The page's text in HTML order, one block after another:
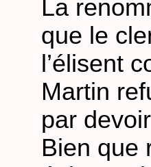
La
que le
l’élisent
Martin
par
Bien que